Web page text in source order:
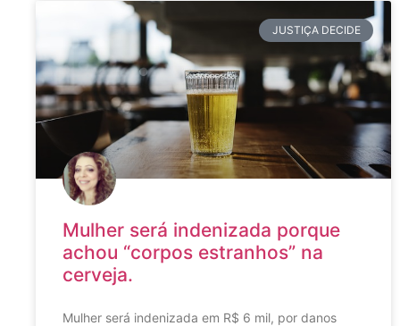
JUSTIÇA DECIDE
Mulher será indenizada porque
achou “corpos estranhos” na
cerveja.
Mulher será indenizada em R$ 6 mil, por danos